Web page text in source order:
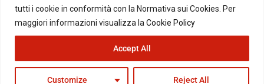
tutti i cookie in conformità con la Normativa sui Cookies. Per
maggiori informazioni visualizza la Cookie Policy
Customize Reject All
Accept All
© Copyright 2026 - Il Blog di Beppe Grillo. All Rights Reserved - Powered by
happygrafic.com